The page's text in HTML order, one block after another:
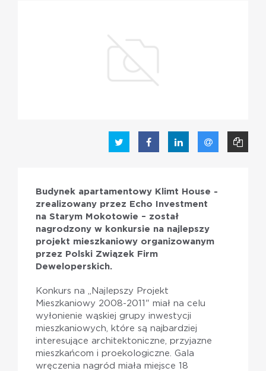
Budynek apartamentowy Klimt House -
zrealizowany przez Echo Investment
na Starym Mokotowie – został
nagrodzony w konkursie na najlepszy
projekt mieszkaniowy organizowanym
przez Polski Związek Firm
Deweloperskich.
Konkurs na „Najlepszy Projekt
Mieszkaniowy 2008-2011" miał na celu
wyłonienie wąskiej grupy inwestycji
mieszkaniowych, które są najbardziej
interesujące architektoniczne, przyjazne
mieszkańcom i proekologiczne. Gala
wręczenia nagród miała miejsce 18